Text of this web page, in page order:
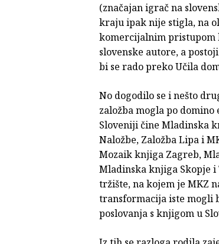
(značajan igrač na
kraju ipak nije stigla, na
komercijalnim pristupom
slovenske autore, a
bi se rado preko Učila
No dogodilo se i nešto
založba mogla po
Sloveniji čine Mladinska
Naložbe, Založba Lipa i
Mozaik knjiga Zagreb,
Mladinska knjiga Skopje i
tržište, na kojem je MKZ
transformacija iste mogli
poslovanja s knjigom u